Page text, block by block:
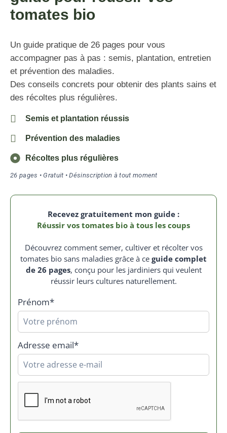
tomates bio
Un guide pratique de 26 pages pour vous
accompagner pas à pas : semis, plantation, entretien
et prévention des maladies.
Des conseils concrets pour obtenir des plants sains et
des récoltes plus régulières.
Semis et plantation réussis
Prévention des maladies
Récoltes plus régulières
26 pages • Gratuit • Désinscription à tout moment
Recevez gratuitement mon guide :
Réussir vos tomates bio à tous les coups
Découvrez comment semer, cultiver et récolter vos
tomates bio sans maladies grâce à ce guide complet
de 26 pages, conçu pour les jardiniers qui veulent
réussir leurs cultures naturellement.
Prénom*
Adresse email*